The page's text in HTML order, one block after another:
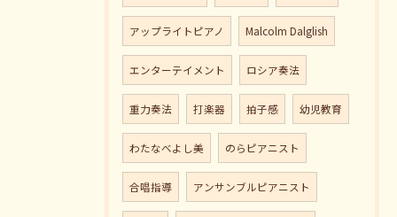
アップライトピアノ Malcolm Dalglish
エンターテイメント ロシア奏法
重力奏法 打楽器 拍子感 幼児教育
わたなべよし美 のらピアニスト
合唱指導 アンサンブルピアニスト